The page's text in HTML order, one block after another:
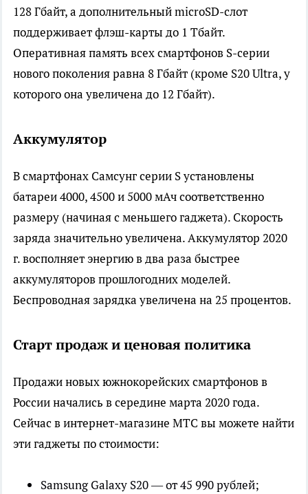
128 Гбайт, а дополнительный microSD-слот
поддерживает флэш-карты до 1 Тбайт.
Оперативная память всех смартфонов S-серии
нового поколения равна 8 Гбайт (кроме S20 Ultra, у
которого она увеличена до 12 Гбайт).
Аккумулятор
В смартфонах Самсунг серии S установлены
батареи 4000, 4500 и 5000 мАч соответственно
размеру (начиная с меньшего гаджета). Скорость
заряда значительно увеличена. Аккумулятор 2020
г. восполняет энергию в два раза быстрее
аккумуляторов прошлогодних моделей.
Беспроводная зарядка увеличена на 25 процентов.
Старт продаж и ценовая политика
Продажи новых южнокорейских смартфонов в
России начались в середине марта 2020 года.
Сейчас в интернет-магазине МТС вы можете найти
эти гаджеты по стоимости:
Samsung Galaxy S20 — от 45 990 рублей;